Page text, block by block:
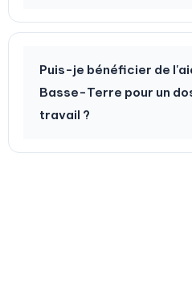
Puis-je bénéficier de
Basse-Terre pour un
travail ?